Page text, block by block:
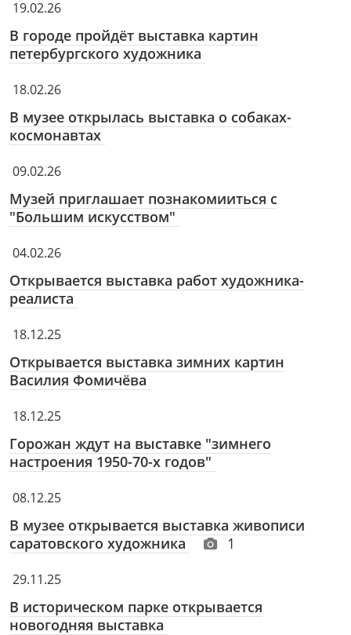
19.02.26
В городе пройдёт выставка картин
петербургского художника
18.02.26
В музее открылась выставка о собаках-
космонавтах
09.02.26
Музей приглашает познакомииться с
"Большим искусством"
04.02.26
Открывается выставка работ художника-
реалиста
18.12.25
Открывается выставка зимних картин
Василия Фомичёва
18.12.25
Горожан ждут на выставке "зимнего
настроения 1950-70-х годов"
08.12.25
В музее открывается выставка живописи
саратовского художника
1
29.11.25
В историческом парке открывается
новогодняя выставка